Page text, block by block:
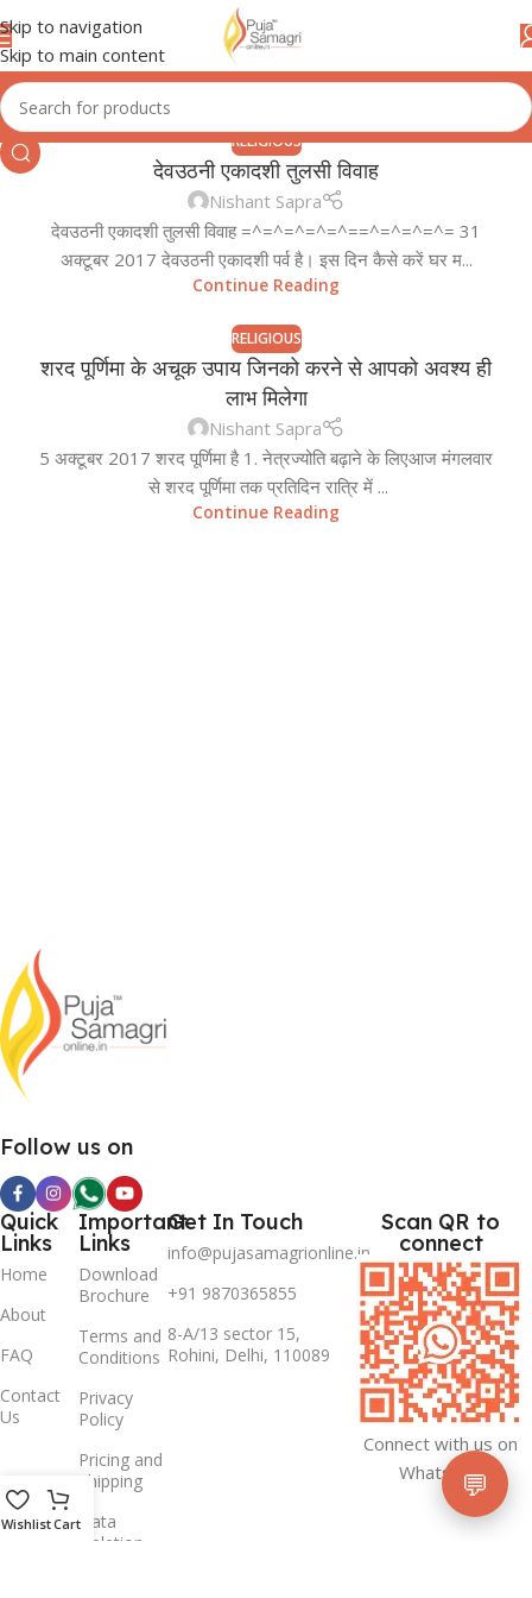
Skip to navigation
Skip to main content
RELIGIOUS
देवउठनी एकादशी तुलसी विवाह
Nishant Sapra
देवउठनी एकादशी तुलसी विवाह =^=^=^=^=^==^=^=^=^= 31
अक्टूबर 2017 देवउठनी एकादशी पर्व है। इस दिन कैसे करें घर म...
Continue Reading
04
RELIGIOUS
शरद पूर्णिमा के अचूक उपाय जिनको करने से आपको अवश्य ही
लाभ मिलेगा
Nishant Sapra
5 अक्टूबर 2017 शरद पूर्णिमा है 1. नेत्रज्योति बढ़ाने के लिएआज मंगलवार
से शरद पूर्णिमा तक प्रतिदिन रात्रि में ...
Continue Reading
Follow us on
Quick
Links
Home
About
FAQ
Contact
Us
Important
Links
Download
Brochure
Terms and
Conditions
Privacy
Policy
Pricing and
Shipping
Data
Deletion
Get In Touch
info@pujasamagrionline.in
+91 9870365855
8-A/13 sector 15,
Rohini, Delhi, 110089
Scan QR to
connect
Connect with us on
Whatsapp
WishlistCart
💬